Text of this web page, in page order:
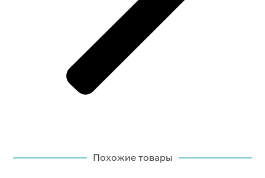
Похожие товары